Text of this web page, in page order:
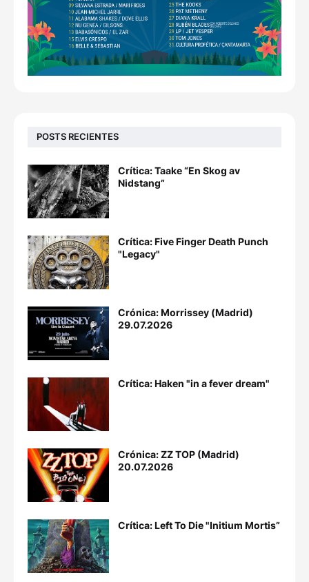
POSTS RECIENTES
Crítica: Taake “En Skog av
Nidstang”
Crítica: Five Finger Death Punch
"Legacy"
Crónica: Morrissey (Madrid)
29.07.2026
Crítica: Haken "in a fever dream"
Crónica: ZZ TOP (Madrid)
20.07.2026
Crítica: Left To Die "Initium Mortis”